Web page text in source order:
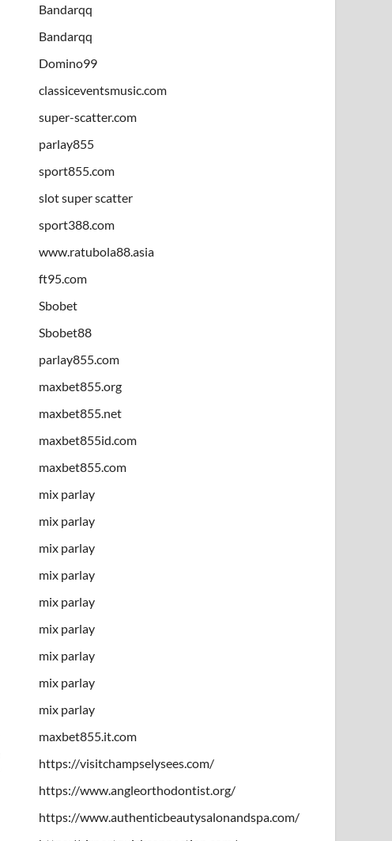
Bandarqq
Bandarqq
Domino99
classiceventsmusic.com
super-scatter.com
parlay855
sport855.com
slot super scatter
sport388.com
www.ratubola88.asia
ft95.com
Sbobet
Sbobet88
parlay855.com
maxbet855.org
maxbet855.net
maxbet855id.com
maxbet855.com
mix parlay
mix parlay
mix parlay
mix parlay
mix parlay
mix parlay
mix parlay
mix parlay
mix parlay
maxbet855.it.com
https://visitchampselysees.com/
https://www.angleorthodontist.org/
https://www.authenticbeautysalonandspa.com/